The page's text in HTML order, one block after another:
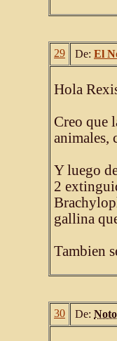
29 De: El
Hola
Creo que
animales,
Y luego
2
gallina
Tambien
30 De: